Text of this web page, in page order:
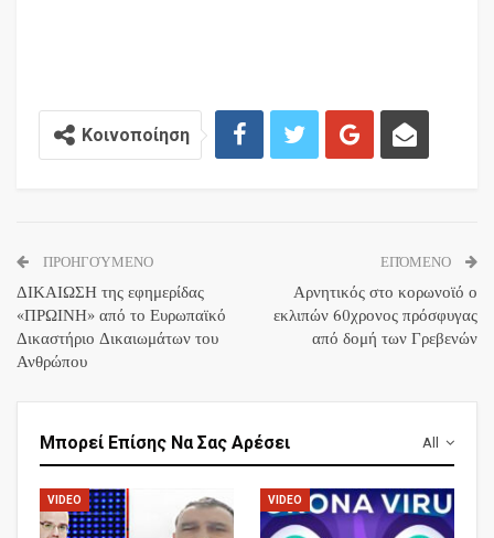
Κοινοποίηση
ΠΡΟΗΓΟΎΜΕΝΟ
ΔΙΚΑΙΩΣΗ της εφημερίδας
«ΠΡΩΙΝΗ» από το Ευρωπαϊκό
Δικαστήριο Δικαιωμάτων του
Ανθρώπου
ΕΠΌΜΕΝΟ
Αρνητικός στο κορωνοϊό ο
εκλιπών 60χρονος πρόσφυγας
από δομή των Γρεβενών
All
Μπορεί Επίσης Να Σας Αρέσει
VIDEO VIDEO